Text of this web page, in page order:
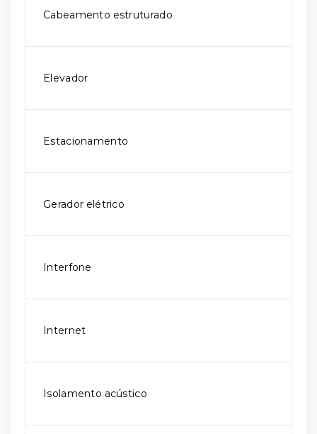
Cabeamento estruturado
Elevador
Estacionamento
Gerador elétrico
Interfone
Internet
Isolamento acústico